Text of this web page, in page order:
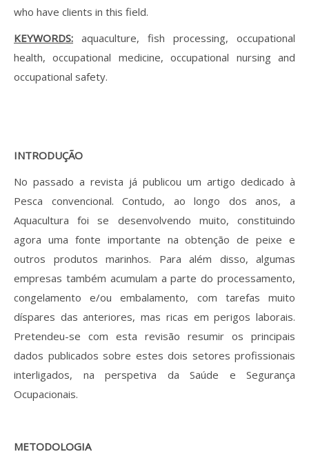
who have clients in this field.
KEYWORDS: aquaculture, fish processing, occupational
health, occupational medicine, occupational nursing and
occupational safety.
INTRODUÇÃO
No passado a revista já publicou um artigo dedicado à
Pesca convencional. Contudo, ao longo dos anos, a
Aquacultura foi se desenvolvendo muito, constituindo
agora uma fonte importante na obtenção de peixe e
outros produtos marinhos. Para além disso, algumas
empresas também acumulam a parte do processamento,
congelamento e/ou embalamento, com tarefas muito
díspares das anteriores, mas ricas em perigos laborais.
Pretendeu-se com esta revisão resumir os principais
dados publicados sobre estes dois setores profissionais
interligados, na perspetiva da Saúde e Segurança
Ocupacionais.
METODOLOGIA